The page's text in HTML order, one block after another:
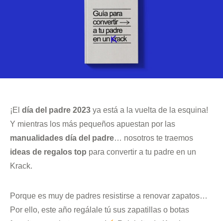
¡El día del padre 2023 ya está a la vuelta de la esquina!
Y mientras los más pequeños apuestan por las
manualidades día del padre… nosotros te traemos
ideas de regalos top para convertir a tu padre en un
Krack.
Porque es muy de padres resistirse a renovar zapatos…
Por ello, este año regálale tú sus zapatillas o botas